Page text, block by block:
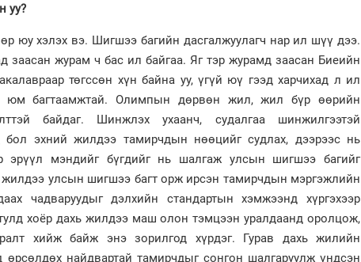
уу?
юу хэлэх вэ. Шигшээ багийн дасгалжуулагч нар ил шүү дээ.
заасан журам ч бас ил байгаа. Яг тэр журамд заасан Биеийн
төгссөн хүн байна уу, үгүй юү гээд харчихад л ил
юм багтаамжтай. Олимпын дөрвөн жил, жил бүр өөрийн
байдаг. Шинжлэх ухаанч, судалгаа шинжилгээтэй
бол эхний жилдээ тамирчдын нөөцийг судлах, дээрээс нь
эрүүл мэндийг бүгдийг нь шалгаж улсын шигшээ багийг
жилдээ улсын шигшээ багт орж ирсэн тамирчдын мэргэжлийн
чадваруудыг дэлхийн стандартын хэмжээнд хүргэхээр
хоёр дахь жилдээ маш олон тэмцээн уралдаанд оролцож,
хийж байж энэ зорилгод хүрдэг. Гурав дахь жилийн
өрсөлдөх найдвартай тамирчдыг сонгон шалгаруулж үндсэн